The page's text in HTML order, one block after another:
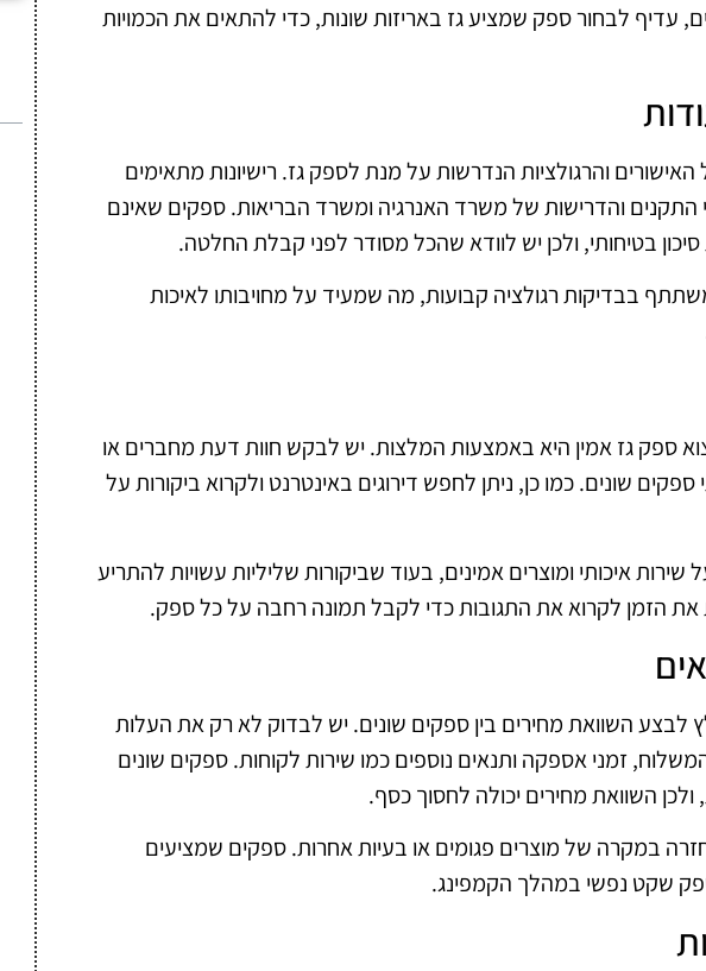
עדיף לבחור ספק שמציע גז באריזות שונות, כדי להתאים את הכמויות
והרגולציות הנדרשות על מנת לספק גז. רישיונות מתאימים
והדרישות של משרד האנרגיה ומשרד הבריאות. ספקים שאינם
סיכון בטיחותי, ולכן יש לוודא שהכל מסודר לפני קבלת החלטה.
בבדיקות רגולציה קבועות, מה שמעיד על מחויבותו לאיכות
ספק גז אמין היא באמצעות המלצות. יש לבקש חוות דעת מחברים או
שונים. כמו כן, ניתן לחפש דירוגים באינטרנט ולקרוא ביקורות על
שירות איכותי ומוצרים אמינים, בעוד שביקורות שליליות עשויות להתריע
הזמן לקרוא את התגובות כדי לקבל תמונה רחבה על כל ספק.
לבצע השוואת מחירים בין ספקים שונים. יש לבדוק לא רק את העלות
זמני אספקה ותנאים נוספים כמו שירות לקוחות. ספקים שונים
השוואת מחירים יכולה לחסוך כסף.
במקרה של מוצרים פגומים או בעיות אחרות. ספקים שמציעים
שקט נפשי במהלך הקמפינג.